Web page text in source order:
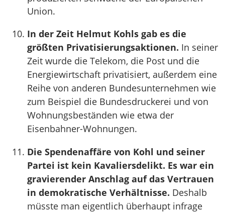
Union.
In der Zeit Helmut Kohls gab es die
größten Privatisierungsaktionen. In seiner
Zeit wurde die Telekom, die Post und die
Energiewirtschaft privatisiert, außerdem eine
Reihe von anderen Bundesunternehmen wie
zum Beispiel die Bundesdruckerei und von
Wohnungsbeständen wie etwa der
Eisenbahner-Wohnungen.
Die Spendenaffäre von Kohl und seiner
Partei ist kein Kavaliersdelikt. Es war ein
gravierender Anschlag auf das Vertrauen
in demokratische Verhältnisse. Deshalb
müsste man eigentlich überhaupt infrage